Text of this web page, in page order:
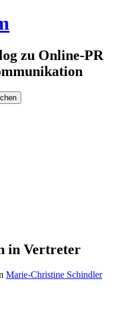
zu Online-PR
in Vertreter
Marie-Christine Schindler